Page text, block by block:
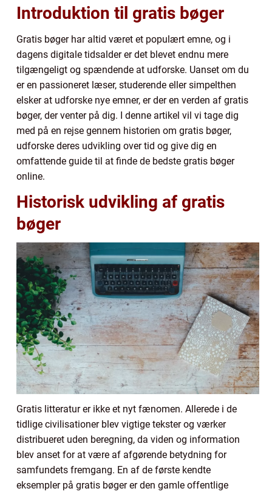
Introduktion til gratis bøger
Gratis bøger har altid været et populært emne, og i
dagens digitale tidsalder er det blevet endnu mere
tilgængeligt og spændende at udforske. Uanset om du
er en passioneret læser, studerende eller simpelthen
elsker at udforske nye emner, er der en verden af gratis
bøger, der venter på dig. I denne artikel vil vi tage dig
med på en rejse gennem historien om gratis bøger,
udforske deres udvikling over tid og give dig en
omfattende guide til at finde de bedste gratis bøger
online.
Historisk udvikling af gratis
bøger
Gratis litteratur er ikke et nyt fænomen. Allerede i de
tidlige civilisationer blev vigtige tekster og værker
distribueret uden beregning, da viden og information
blev anset for at være af afgørende betydning for
samfundets fremgang. En af de første kendte
eksempler på gratis bøger er den gamle offentlige